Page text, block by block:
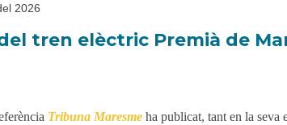
2026
tren elèctric Premià de
Tribuna Maresme ha publicat, tant en la